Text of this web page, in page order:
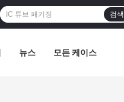
검색
뉴스 모든 케이스